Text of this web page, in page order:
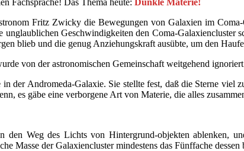
Fritz Zwicky die Bewegungen von Galaxien im
Geschwindigkeiten den Coma-Galaxiencluster
blieb und die genug Anziehungskraft ausübte, um den
von der astronomischen Gemeinschaft weitgehend
der Andromeda-Galaxie. Sie stellte fest, daß die Sterne viel
es gäbe eine verborgene Art von Materie, die alles
Weg des Lichts von Hintergrund-objekten ablenken,
Masse der Galaxiencluster mindestens das Fünffache